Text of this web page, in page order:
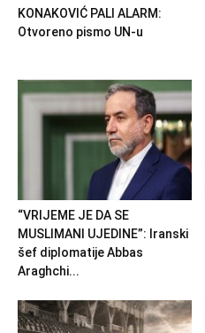
KONAKOVIĆ PALI ALARM:
Otvoreno pismo UN-u
“VRIJEME JE DA SE
MUSLIMANI UJEDINE”: Iranski
šef diplomatije Abbas
Araghchi...